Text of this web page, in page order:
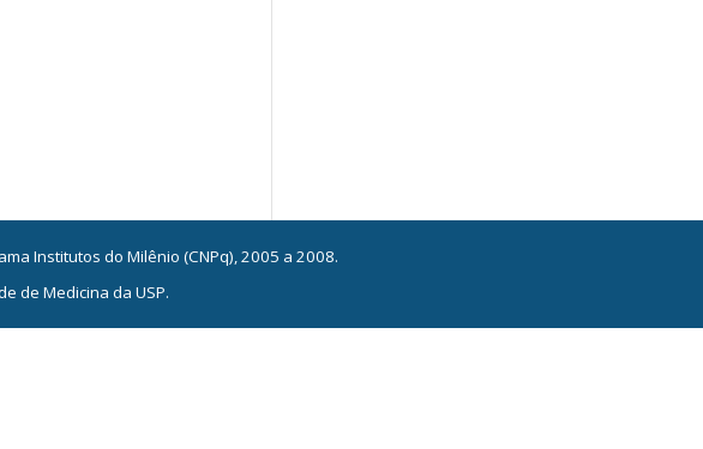
Institutos do Milênio (CNPq), 2005 a 2008.
de Medicina da USP.